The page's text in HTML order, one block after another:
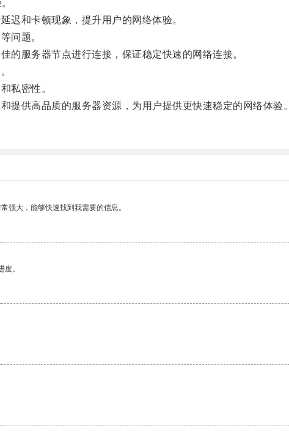
和卡顿现象，提升用户的网络体验。
问题。
服务器节点进行连接，保证稳定快速的网络连接。
私密性。
供高品质的服务器资源，为用户提供更快速稳定的网络体验。
强大，能够快速找到我需要的信息。
。